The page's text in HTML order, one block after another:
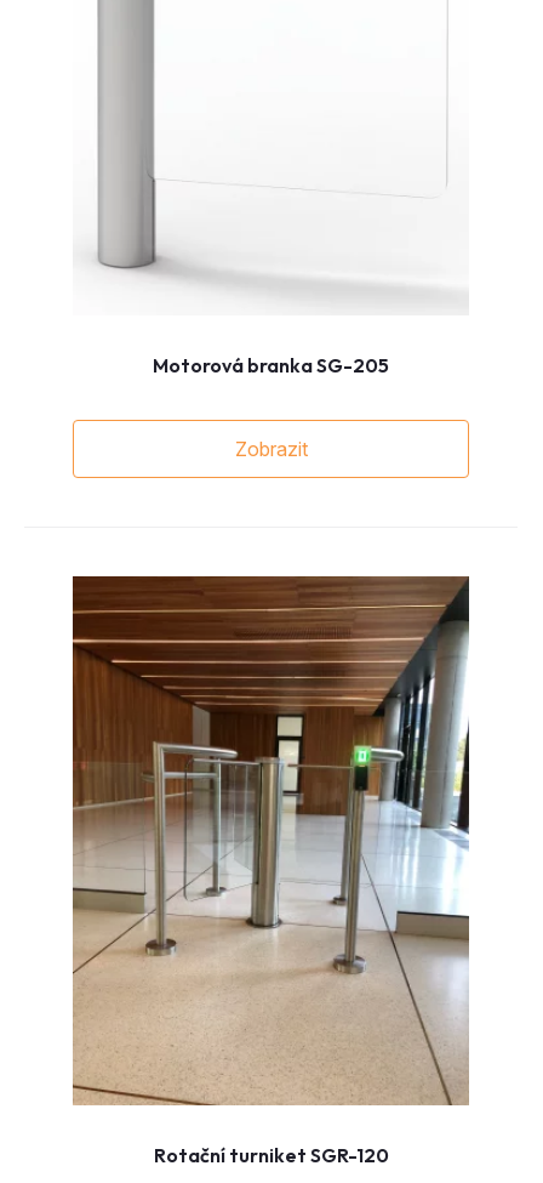
Motorová branka SG-205
Zobrazit
Rotační turniket SGR-120